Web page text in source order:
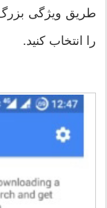
طریق ویژگی
را انتخاب کنید.